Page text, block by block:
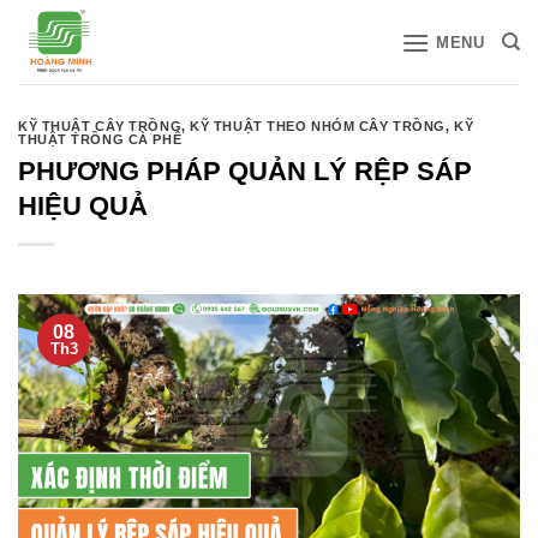
qua
MENU
KỸ THUẬT CÂY TRỒNG,KỸ THUẬT THEO NHÓM CÂY TRỒNG,KỸ
THUẬT TRỒNG CÀ PHÊ
PHƯƠNG PHÁP QUẢN LÝ RỆP SÁP
HIỆU QUẢ
08
Th3